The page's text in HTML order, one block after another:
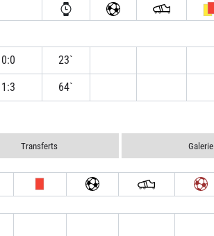
0:0 23`
1:3 64`
Transferts Galerie